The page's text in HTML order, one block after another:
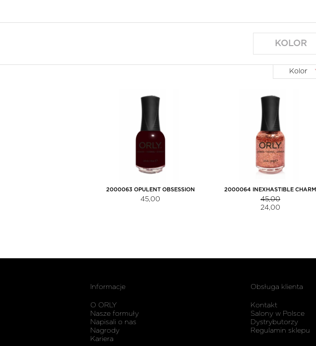
KOLOR
kolor
2000063 OPULENT OBSESSION
45,00
2000064 INEXHASTIBLE CHARM
45,00
24,00
Informacje
O ORLY
Nasze formuły
Napisali o nas
Nagrody
Kariera
Obsługa klienta
Kontakt
Salony w Polsce
Dystrybutorzy
Regulamin sklepu